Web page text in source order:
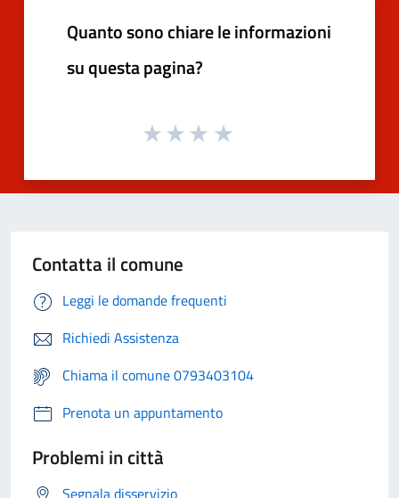
Quanto sono chiare le informazioni
su questa pagina?
Contatta il comune
Leggi le domande frequenti
Richiedi Assistenza
Chiama il comune 0793403104
Prenota un appuntamento
Problemi in città
Segnala disservizio